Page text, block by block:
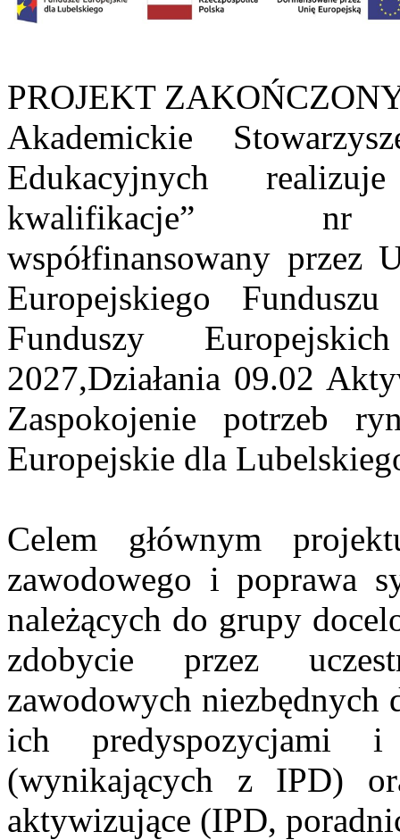
PROJEKT
Akademickie
Edukacyjnych
kwalifikacje” nr
współfinansowany przez
Europejskiego
Funduszy
2027,Działania 09.02
Zaspokojenie potrzeb
Europejskie dla
Celem głównym
zawodowego i poprawa
należących do grupy
zdobycie przez
zawodowych niezbędnych
ich predyspozycjami i
(wynikających z IPD)
aktywizujące (IPD,